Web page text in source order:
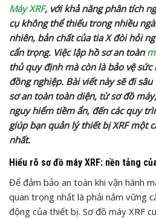
Máy XRF, với khả năng phân tích
cụ không thể thiếu trong nhiều
nhiên, bản chất của tia X đòi hỏi
cẩn trọng. Việc lập hồ sơ an toàn
thủ quy định mà còn là bảo vệ sức
đồng nghiệp. Bài viết này sẽ đi
sơ an toàn toàn diện, từ sơ đồ
nguy hiểm tiềm ẩn, đến các quy
giúp bạn quản lý thiết bị XRF một
nhất.
Hiểu rõ sơ đồ máy XRF: nền tảng
Để đảm bảo an toàn khi vận hành
quan trọng nhất là phải nắm vững
động của thiết bị. Sơ đồ máy XRF